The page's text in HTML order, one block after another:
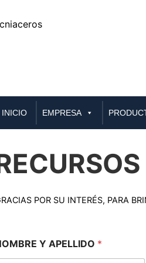
INICIO EMPRESA
POR SU INTERÉS, PARA
Y APELLIDO *